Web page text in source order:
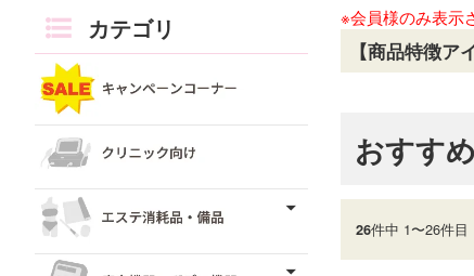
痩身機器・ボディ機器
フェイシャル機器・美顔機器
取り扱いブランド一覧
※会員様のみ表示
【商品特徴ア
おすす
26件中 1〜26件目
カテゴリ